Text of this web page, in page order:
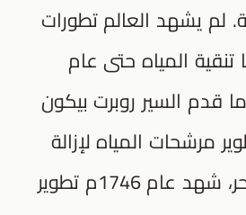
لم يشهد العالم تطورات
المياه حتى عام
قدم السير روبرت بيكون
مرشحات المياه لإزالة
الملح من مياه البحر، شهد عام 1746م تطوير